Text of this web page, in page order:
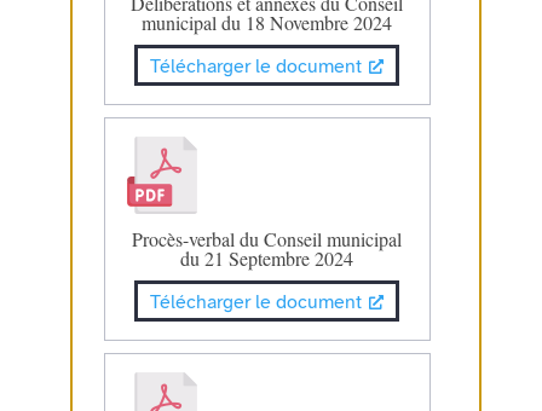
municipal du 18 Novembre 2024
Télécharger le document
Procès-verbal du Conseil municipal
du 21 Septembre 2024
Télécharger le document